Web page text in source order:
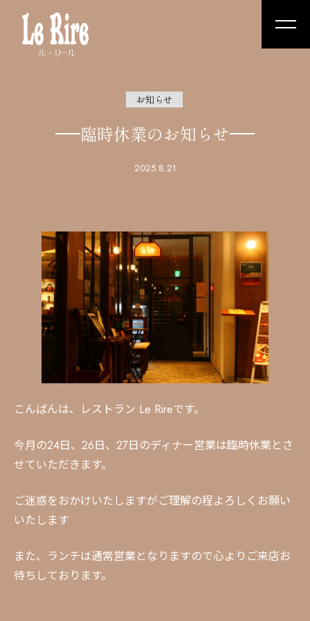
お知らせ
臨時休業のお知らせ
2025.8.21
こんばんは、レストラン Le Rireです。
今月の24日、26日、27日のディナー営業は臨時休業とさ
せていただきます。
ご迷惑をおかけいたしますがご理解の程よろしくお願い
いたします
また、ランチは通常営業となりますので心よりご来店お
待ちしております。